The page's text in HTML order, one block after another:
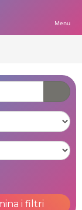
Menu
i filtri